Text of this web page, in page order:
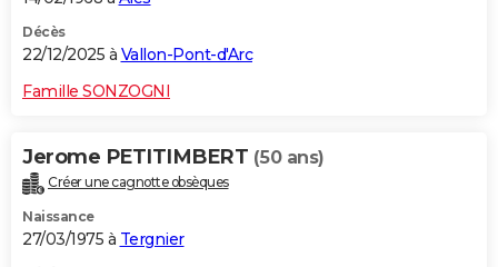
Décès
22/12/2025 à Vallon-Pont-d'Arc
Famille SONZOGNI
Jerome PETITIMBERT (50 ans)
Créer une cagnotte obsèques
Naissance
27/03/1975 à Tergnier